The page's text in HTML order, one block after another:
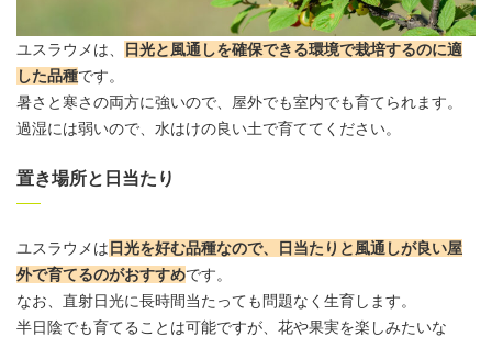
ユスラウメは、
日光と風通しを確保できる環境で栽培するのに適
した品種です。
暑さと寒さの両方に強いので、 屋外でも室内でも育てられます。
過湿には弱いので、水はけの良い土で育ててください。
置き場所と日当たり
ユスラウメは 日光を好む品種なので、日当たりと風通しが良い屋
外で育てるのがおすすめです。
なお、直射日光に長時間当たっても問題なく生育します。
半日陰でも育てることは可能ですが、花や果実を楽しみたいな